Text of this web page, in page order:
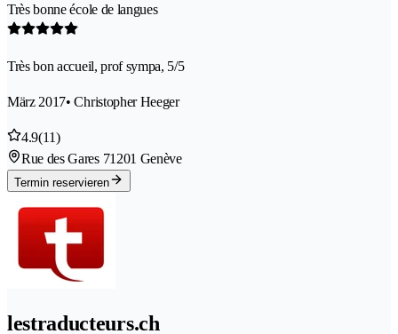
Très bonne école de langues
Très bon accueil, prof sympa, 5/5
März 2017• Christopher Heeger
4.9(11)
Rue des Gares 71201 Genève
Termin reservieren
lestraducteurs.ch